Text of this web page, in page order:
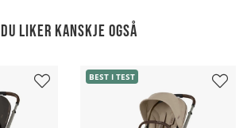
Du liker kanskje også
BEST I TEST